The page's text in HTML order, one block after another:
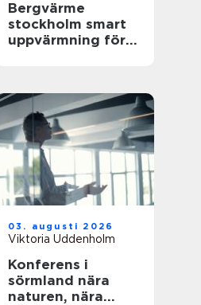
Bergvärme
stockholm smart
uppvärmning för
03. augusti 2026
Viktoria Uddenholm
Konferens i
sörmland nära
naturen, nära